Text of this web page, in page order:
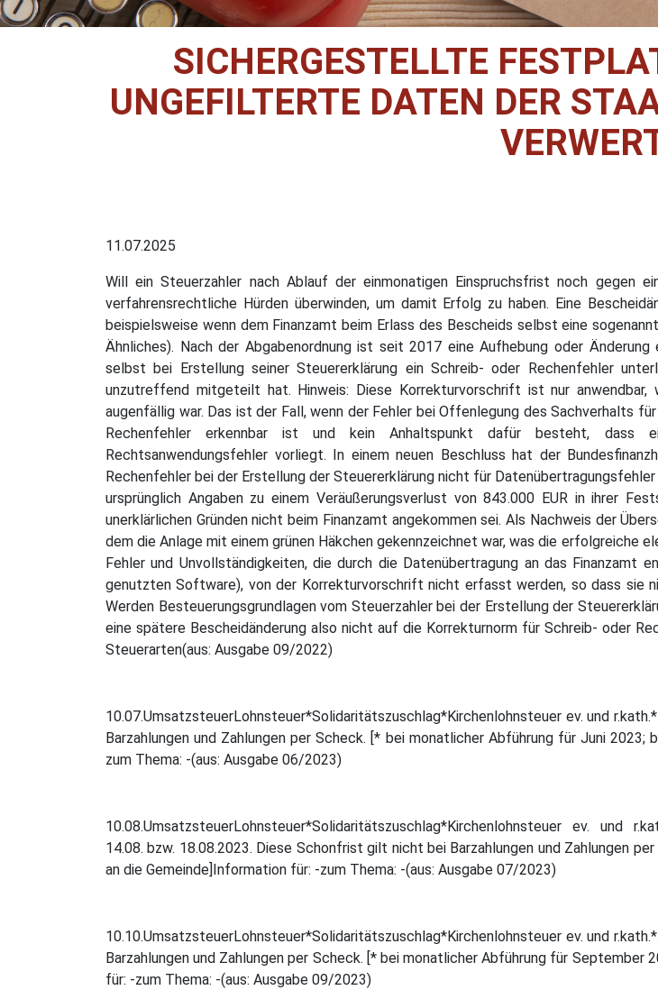
SICHERGESTELLTE
UNGEFILTERTE DATEN DER
11.07.2025
Will ein Steuerzahler nach Ablauf der einmonatigen Einspruchsfrist noch gegen
verfahrensrechtliche Hürden überwinden, um damit Erfolg zu haben. Eine
beispielsweise wenn dem Finanzamt beim Erlass des Bescheids selbst eine
Ähnliches). Nach der Abgabenordnung ist seit 2017 eine Aufhebung oder
selbst bei Erstellung seiner Steuererklärung ein Schreib- oder Rechenfehler
unzutreffend mitgeteilt hat. Hinweis: Diese Korrekturvorschrift ist nur anwendbar,
augenfällig war. Das ist der Fall, wenn der Fehler bei Offenlegung des Sachverhalts
Rechenfehler erkennbar ist und kein Anhaltspunkt dafür besteht, dass
Rechtsanwendungsfehler vorliegt. In einem neuen Beschluss hat der
Rechenfehler bei der Erstellung der Steuererklärung nicht für
ursprünglich Angaben zu einem Veräußerungsverlust von 843.000 EUR in ihrer
unerklärlichen Gründen nicht beim Finanzamt angekommen sei. Als Nachweis der
dem die Anlage mit einem grünen Häkchen gekennzeichnet war, was die erfolgreiche
Fehler und Unvollständigkeiten, die durch die Datenübertragung an das Finanzamt
genutzten Software), von der Korrekturvorschrift nicht erfasst werden, so dass sie
Werden Besteuerungsgrundlagen vom Steuerzahler bei der Erstellung der
eine spätere Bescheidänderung also nicht auf die Korrekturnorm für Schreib- oder
Steuerarten(aus: Ausgabe 09/2022)
10.07.UmsatzsteuerLohnsteuer*Solidaritätszuschlag*Kirchenlohnsteuer ev. und
Barzahlungen und Zahlungen per Scheck. [* bei monatlicher Abführung für Juni
zum Thema: -(aus: Ausgabe 06/2023)
10.08.UmsatzsteuerLohnsteuer*Solidaritätszuschlag*Kirchenlohnsteuer ev. und
14.08. bzw. 18.08.2023. Diese Schonfrist gilt nicht bei Barzahlungen und Zahlungen
an die Gemeinde]Information für: -zum Thema: -(aus: Ausgabe 07/2023)
10.10.UmsatzsteuerLohnsteuer*Solidaritätszuschlag*Kirchenlohnsteuer ev. und
Barzahlungen und Zahlungen per Scheck. [* bei monatlicher Abführung für
für: -zum Thema: -(aus: Ausgabe 09/2023)